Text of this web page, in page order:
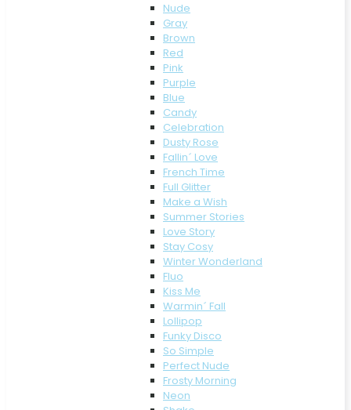
Nude
Gray
Brown
Red
Pink
Purple
Blue
Candy
Celebration
Dusty Rose
Fallin´ Love
French Time
Full Glitter
Make a Wish
Summer Stories
Love Story
Stay Cosy
Winter Wonderland
Fluo
Kiss Me
Warmin´ Fall
Lollipop
Funky Disco
So Simple
Perfect Nude
Frosty Morning
Neon